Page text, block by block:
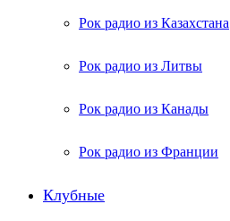
Рок радио из Казахстана
Рок радио из Литвы
Рок радио из Канады
Рок радио из Франции
Клубные